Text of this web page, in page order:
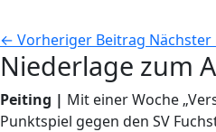
← Vorheriger Beitrag Nächster
Niederlage zum
Peiting | Mit einer Woche
Punktspiel gegen den SV